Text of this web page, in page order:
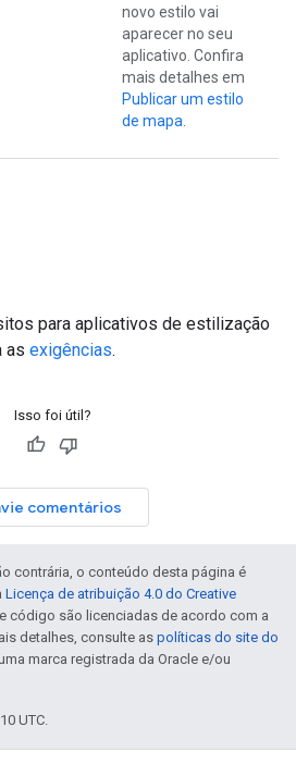
novo estilo vai
aparecer no seu
aplicativo. Confira
mais detalhes em
Publicar um estilo
de mapa
para aplicativos de estilização
as exigências.
Isso foi útil?
comentários
contrária, o conteúdo desta página é
Licença de atribuição 4.0 do Creative
código são licenciadas de acordo com a
detalhes, consulte as políticas do site do
uma marca registrada da Oracle e/ou
UTC.